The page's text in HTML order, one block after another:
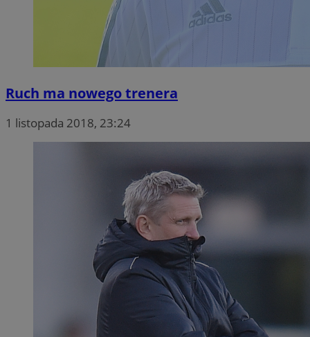
Ruch ma nowego trenera
1 listopada 2018, 23:24